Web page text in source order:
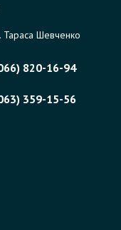
Тараса Шевченко
820-16-94
359-15-56